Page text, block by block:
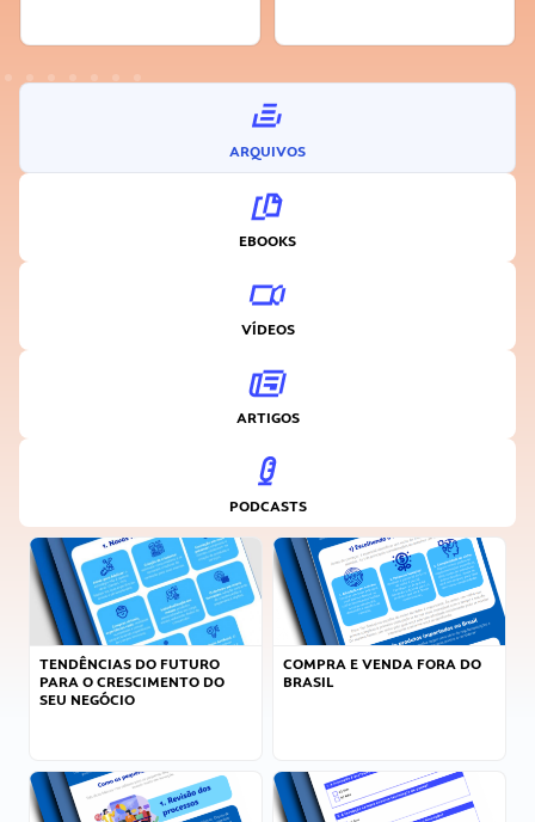
ARQUIVOS
EBOOKS
VÍDEOS
ARTIGOS
PODCASTS
TENDÊNCIAS DO FUTURO
PARA O CRESCIMENTO DO
SEU NEGÓCIO
COMPRA E VENDA FORA DO
BRASIL